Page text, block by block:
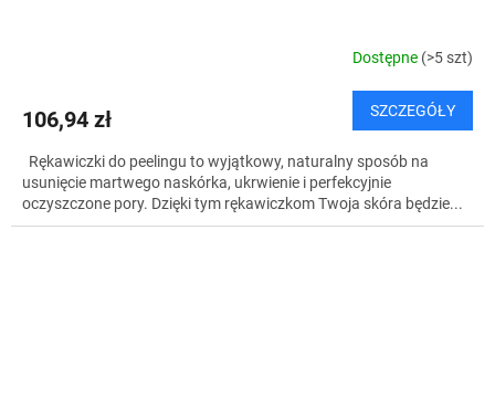
T
I
S
Dostępne (>5 szt)
106,94 zł SZCZEGÓŁY
Rękawiczki do peelingu to wyjątkowy, naturalny sposób na
usunięcie martwego naskórka, ukrwienie i perfekcyjnie
oczyszczone pory. Dzięki tym rękawiczkom Twoja skóra będzie...